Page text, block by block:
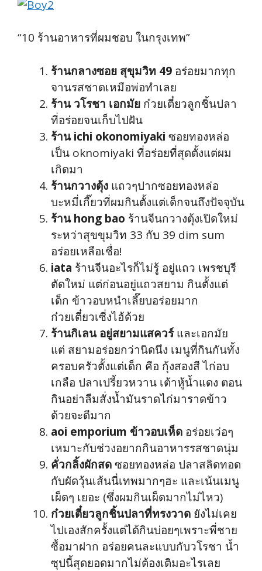
“10 ร้านอาหารที่ผมชอบ ในกรุงเทพ”
ร้านกลางซอย สุขุมวิท 49 อร่อยมากทุก
จานรสชาดเหมือพ่อทำเลย
ร้าน วโรชา เอกมัย ก๋วยเตี๋ยวลูกชิ้นปลา
ที่อร่อยจนเก็บไปฝัน
ร้าน ichi okonomiyaki ซอยทองหล่อ
เป็น oknomiyaki ที่อร่อยที่สุดตั้งแต่ผม
เกิดมา
ร้านกวางตุ้ง แถวๆปากซอยทองหล่อ
บะหมี่เกี๊ยวที่ผมกินตั้งแต่เด็กจนถึงปัจจุบัน
ร้าน hong bao ร้านจีนกวางตุ้งเปิดใหม่
ระหว่าสุขขุมวิท 33 กับ 39 dim sum
อร่อยเหลือเชื่อ!
iata ร้านจีนอะไรก็ไม่รู้ อยู่แถว เพรชบุรี
ตัดใหม่ แต่ก่อนอยู่แถวสยาม กินตั้งแต่
เด็ก ข้าวอบหนำเลี๊ยบอร่อยมาก
ก๋วยเตี๋ยวเซี่งไฮ้ด้วย
ร้านกิเลน อยู่สยามแสควร์และเอกมัย
แต่ สยามอร่อยกว่านิดนึง เมนูที่กินกันทั้ง
ครอบครัวตั้งแต่เด็ก คือ กุ้งสองสี ไก่อบ
เกลือ ปลาเปรี้ยวหวาน เต้าหู้น้ำแดง ตอน
กินอย่าลืมสั่งน้ำมันราดไก่มาราดข้าว
ด้วยจะดีมาก
aoi emporium ข้าวอบเห็ด อร่อยเว่อๆ
เหมาะกับช่วงอยากกินอาหารรสชาดนุ่ม
คั่วกลิ้งผักสดซอยทองหล่อ ปลาสลิดทอด
กับผัดวุ้นเส้นนี่เทพมากๆฮะ และเน้นเมนู
เผ็ดๆ เยอะ (ซึ่งผมกินเผ็ดมากไม่ไหว)
ก๋วยเตี๋ยวลูกชิ้นปลาที่ทรงวาด ยังไม่เคย
ไปเองสักครั้งแต่ได้กินบ่อยๆเพราะพี่ชาย
ซื้อมาฝาก อร่อยคนละแบบกับวโรชา น้ำ
ซุปนี้สุดยอดมากไม่ต้องเติมอะไรเลย